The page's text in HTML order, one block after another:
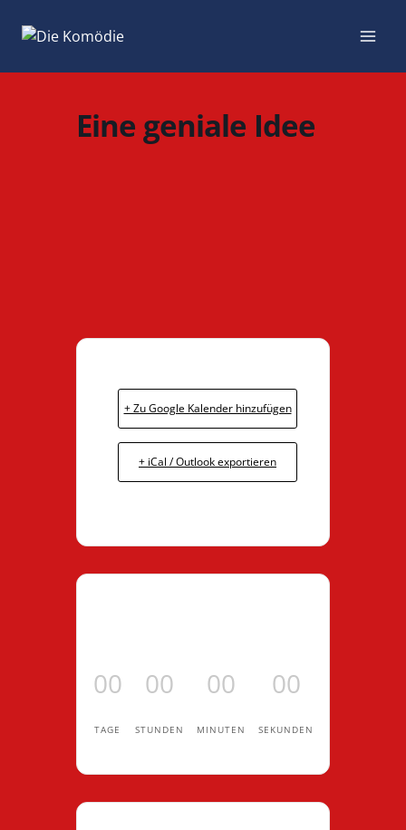
Inhalt
Eine geniale Idee
+ Zu Google Kalender hinzufügen
+ iCal / Outlook exportieren
00
TAGE
00
STUNDEN
00
MINUTEN
00
SEKUNDEN